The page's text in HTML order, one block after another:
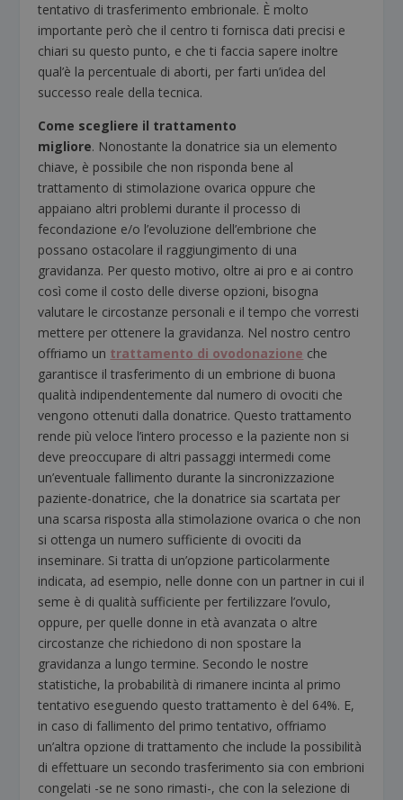
tentativo di trasferimento embrionale. È molto
importante però che il centro ti fornisca dati precisi e
chiari su questo punto, e che ti faccia sapere inoltre
qual’è la percentuale di aborti, per farti un’idea del
successo reale della tecnica.
Come scegliere il trattamento
migliore. Nonostante la donatrice sia un elemento
chiave, è possibile che non risponda bene al
trattamento di stimolazione ovarica oppure che
appaiano altri problemi durante il processo di
fecondazione e/o l’evoluzione dell’embrione che
possano ostacolare il raggiungimento di una
gravidanza. Per questo motivo, oltre ai pro e ai contro
così come il costo delle diverse opzioni, bisogna
valutare le circostanze personali e il tempo che vorresti
mettere per ottenere la gravidanza. Nel nostro centro
offriamo un trattamento di ovodonazione che
garantisce il trasferimento di un embrione di buona
qualità indipendentemente dal numero di ovociti che
vengono ottenuti dalla donatrice. Questo trattamento
rende più veloce l’intero processo e la paziente non si
deve preoccupare di altri passaggi intermedi come
un’eventuale fallimento durante la sincronizzazione
paziente-donatrice, che la donatrice sia scartata per
una scarsa risposta alla stimolazione ovarica o che non
si ottenga un numero sufficiente di ovociti da
inseminare. Si tratta di un’opzione particolarmente
indicata, ad esempio, nelle donne con un partner in cui il
seme è di qualità sufficiente per fertilizzare l’ovulo,
oppure, per quelle donne in età avanzata o altre
circostanze che richiedono di non spostare la
gravidanza a lungo termine. Secondo le nostre
statistiche, la probabilità di rimanere incinta al primo
tentativo eseguendo questo trattamento è del 64%. E,
in caso di fallimento del primo tentativo, offriamo
un’altra opzione di trattamento che include la possibilità
di effettuare un secondo trasferimento sia con embrioni
congelati -se ne sono rimasti-, che con la selezione di